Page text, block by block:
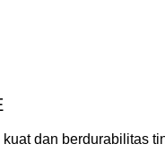
dan berdurabilitas